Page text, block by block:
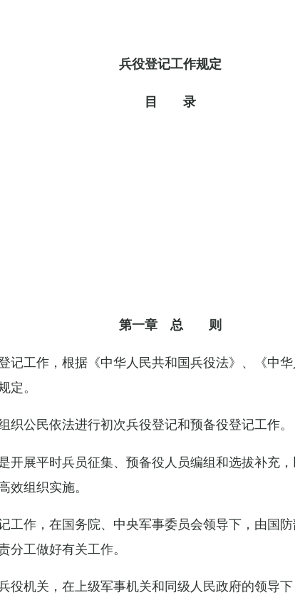
兵役登记工作规定
目 录
第一章 总 则
记工作，根据《中华人民共和国兵役法》、《中华
定。
织公民依法进行初次兵役登记和预备役登记工作。
开展平时兵员征集、预备役人员编组和选拔补充
组织实施。
工作，在国务院、中央军事委员会领导下，由国
工做好有关工作。
役机关，在上级军事机关和同级人民政府的领导